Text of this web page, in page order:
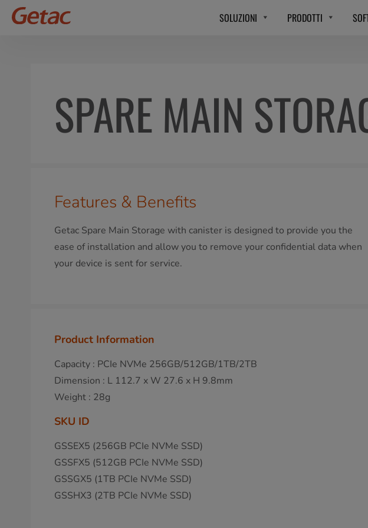
SOLUZIONI PRODOTTI
SPARE MAIN
Features & Benefits
Getac Spare Main Storage with canister is designed to provide you the
ease of installation and allow you to remove your confidential data when
your device is sent for service.
Product Information
Capacity : PCIe NVMe 256GB/512GB/1TB/2TB
Dimension : L 112.7 x W 27.6 x H 9.8mm
Weight : 28g
SKU ID
GSSEX5 (256GB PCIe NVMe SSD)
GSSFX5 (512GB PCIe NVMe SSD)
GSSGX5 (1TB PCIe NVMe SSD)
GSSHX3 (2TB PCIe NVMe SSD)